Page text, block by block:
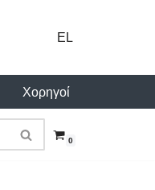
EL
Χορηγοί
0